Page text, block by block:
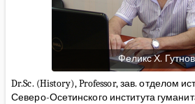
Феликс Х. Гутнов
Dr.Sc. (History), Professor, зав. отделом
Северо-Осетинского института